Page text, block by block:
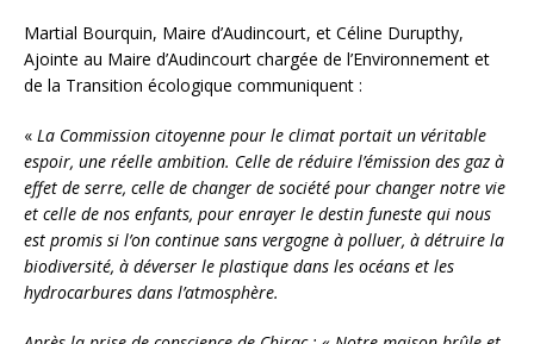
Martial Bourquin, Maire d’Audincourt, et Céline Durupthy,
Ajointe au Maire d’Audincourt chargée de l’Environnement et
de la Transition écologique communiquent :
« La Commission citoyenne pour le climat portait un véritable
espoir, une réelle ambition. Celle de réduire l’émission des gaz à
effet de serre, celle de changer de société pour changer notre vie
et celle de nos enfants, pour enrayer le destin funeste qui nous
est promis si l’on continue sans vergogne à polluer, à détruire la
biodiversité, à déverser le plastique dans les océans et les
hydrocarbures dans l’atmosphère.